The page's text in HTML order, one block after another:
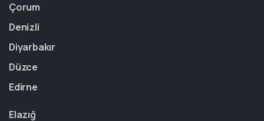
Çorum
Denizli
Diyarbakır
Düzce
Edirne
Elazığ